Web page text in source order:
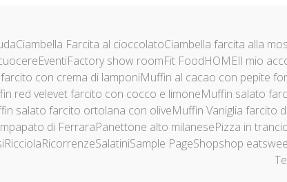
Ciambella Farcita al cioccolatoCiambella farcita alla
EventiFactory show roomFit FoodHOMEIl mio
con crema di lamponiMuffin al cacao con pepite
red velevet farcito con cocco e limoneMuffin salato
salato farcito ortolana con oliveMuffin Vaniglia farcito
di FerraraPanettone alto milanesePizza in
RicciolaRicorrenzeSalatiniSample PageShopshop